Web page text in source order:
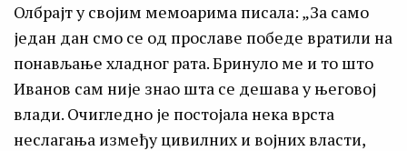
Олбрајт у својим мемоарима писала: „За само
један дан смо се од прославе победе вратили на
понављање хладног рата. Бринуло ме и то што
Иванов сам није знао шта се дешава у његовој
влади. Очигледно је постојала нека врста
неслагања између цивилних и војних власти,